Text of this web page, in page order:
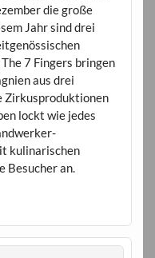
die große
Jahr sind drei
7 Fingers bringen
aus drei
Zirkusproduktionen
lockt wie jedes
kulinarischen
Besucher an.